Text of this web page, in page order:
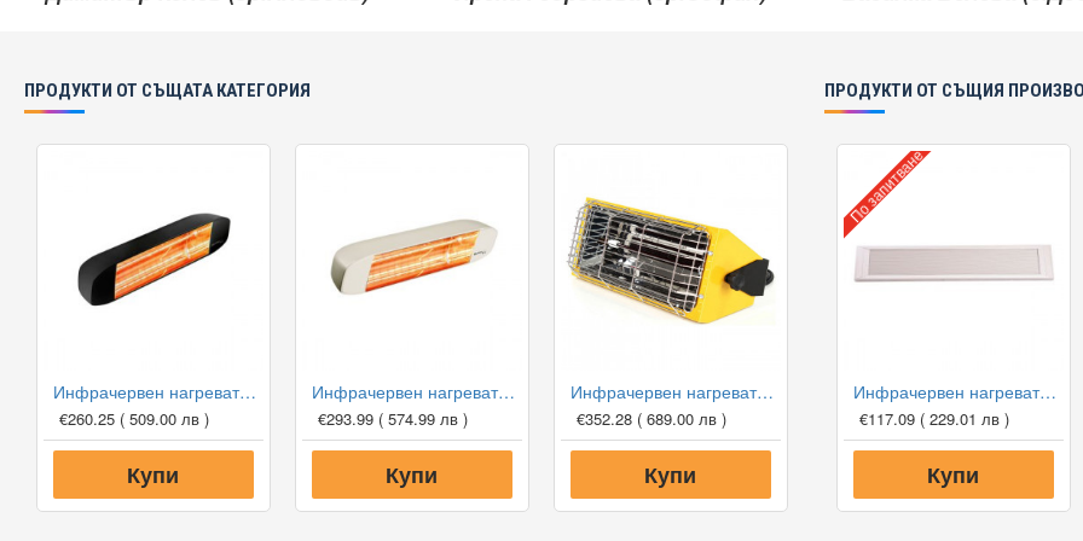
ПРОДУКТИ ОТ СЪЩАТА КАТЕГОРИЯ
Инфрачервен нагревател Heliosa 11FMX5 1500W, за открити площи
€260.25 ( 509.00 лв )
Купи
Инфрачервен нагревател Heliosa 11 11B20X5-ALC Amber 2000W, за открити площи
€293.99 ( 574.99 лв )
Купи
Инфрачервен нагревател Master HALL 1500
€352.28 ( 689.00 лв )
Купи
ПРОДУКТИ ОТ СЪЩИЯ
По запитване
Инфрачервен нагревател ILMIT Allu 1000
€117.09 ( 229.01 лв )
Купи